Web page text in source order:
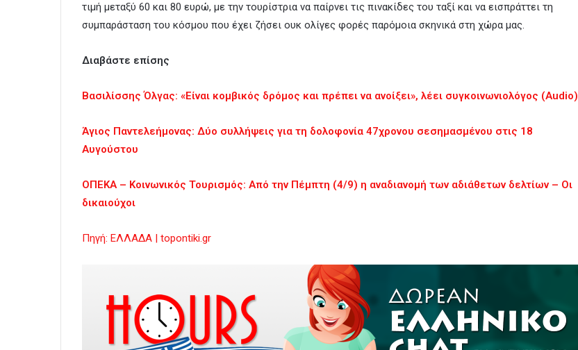
τιμή μεταξύ 60 και 80 ευρώ, με την τουρίστρια να παίρνει τις πινακίδες του ταξί και να εισπράττει τη
συμπαράσταση του κόσμου που έχει ζήσει ουκ ολίγες φορές παρόμοια σκηνικά στη χώρα μας.
Διαβάστε επίσης
Βασιλίσσης Όλγας: «Είναι κομβικός δρόμος και πρέπει να ανοίξει», λέει συγκοινωνιολόγος (Audio)
Άγιος Παντελεήμονας: Δύο συλλήψεις για τη δολοφονία 47χρονου σεσημασμένου στις 18
Αυγούστου
ΟΠΕΚΑ – Κοινωνικός Τουρισμός: Από την Πέμπτη (4/9) η αναδιανομή των αδιάθετων δελτίων – Οι
δικαιούχοι
Πηγή: ΕΛΛΑΔΑ | topontiki.gr